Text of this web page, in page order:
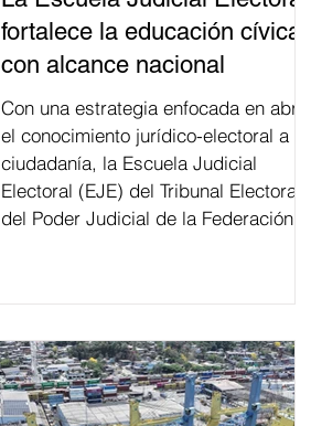
fortalece la educación cívica
con alcance nacional
Con una estrategia enfocada en abrir
el conocimiento jurídico-electoral a la
ciudadanía, la Escuela Judicial
Electoral (EJE) del Tribunal Electoral
del Poder Judicial de la Federación ha
relacionados con la democracia y el
del papel que ha asumido la EJE en la
difusión de la justicia electoral como
un bien público. La mayor parte de las